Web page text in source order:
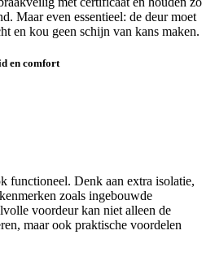
Maar even essentieel: de deur moet
en kou geen schijn van kans maken.
en comfort
functioneel. Denk aan extra isolatie,
zoals ingebouwde
voordeur kan niet alleen de
maar ook praktische voordelen